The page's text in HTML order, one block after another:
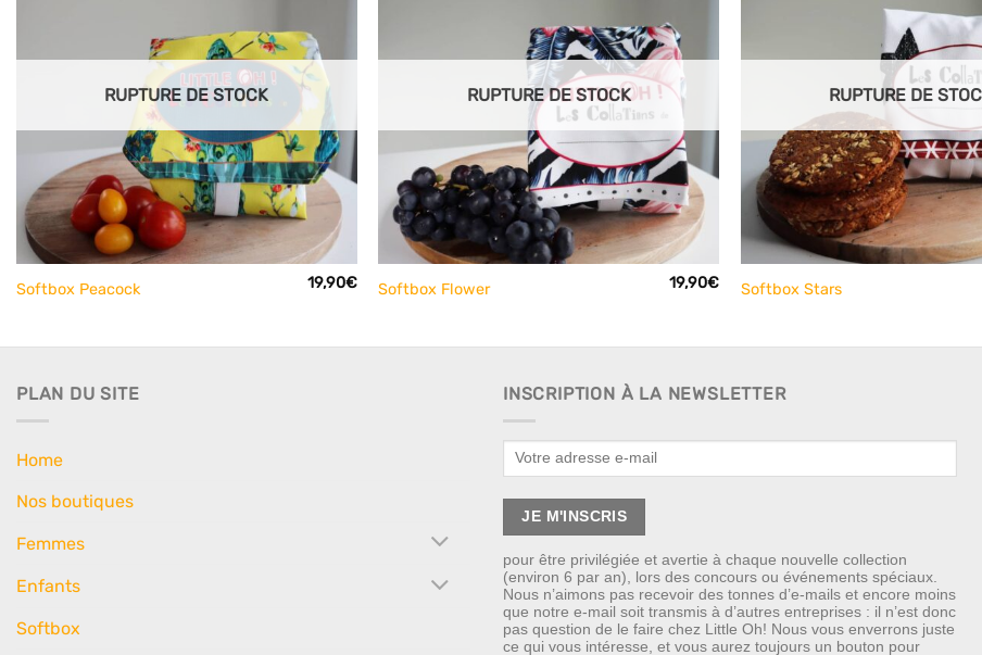
favoris
RUPTURE DE STOCK
Softbox Peacock 19,90€
favoris
+
RUPTURE DE STOCK
Softbox Flower 19,90€
+
RUPTURE DE
Softbox Stars
PLAN DU SITE
Home
Nos boutiques
Femmes
Enfants
Softbox
INSCRIPTION À LA NEWSLETTER
pour être privilégiée et avertie à chaque nouvelle collection
(environ 6 par an), lors des concours ou événements spéciaux.
Nous n’aimons pas recevoir des tonnes d’e-mails et encore moins
que notre e-mail soit transmis à d’autres entreprises : il n’est donc
pas question de le faire chez Little Oh! Nous vous enverrons juste
ce qui vous intéresse, et vous aurez toujours un bouton pour